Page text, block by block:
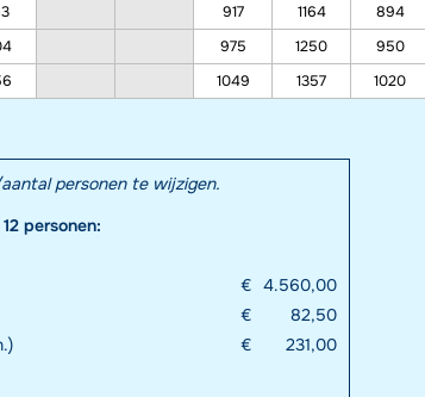
917 1164 894
975 1250 950
1049 1357 1020
personen te wijzigen.
personen:
€ 4.560,00
€
82,50
€ 231,00